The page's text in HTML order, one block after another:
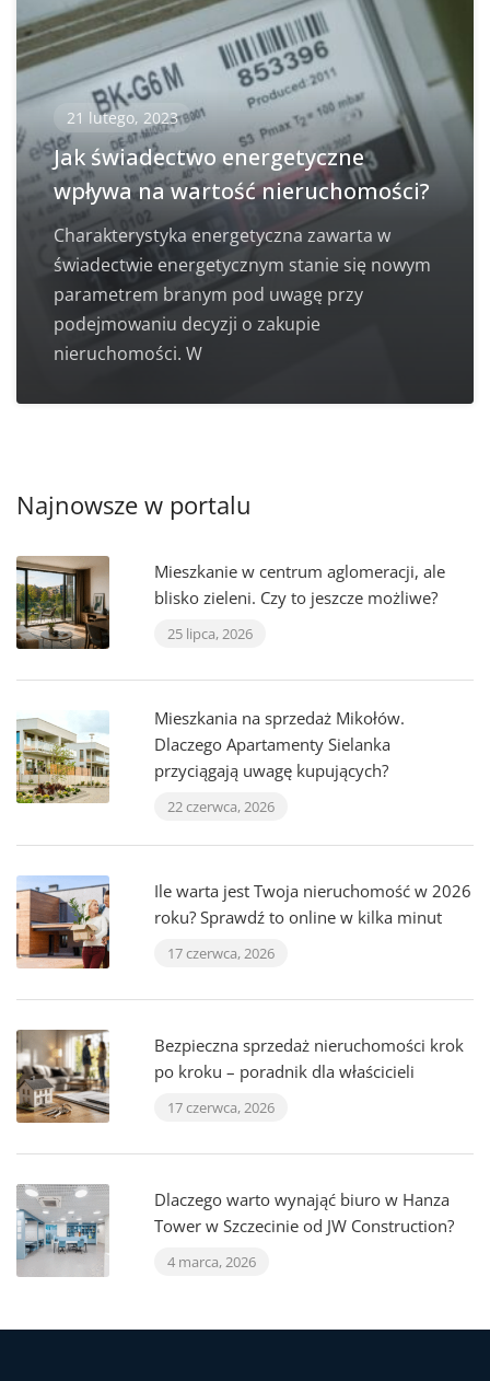
21 lutego, 2023
Jak świadectwo energetyczne
wpływa na wartość nieruchomości?
Charakterystyka energetyczna zawarta w
świadectwie energetycznym stanie się nowym
parametrem branym pod uwagę przy
podejmowaniu decyzji o zakupie
nieruchomości. W
Najnowsze w portalu
Mieszkanie w centrum aglomeracji, ale
blisko zieleni. Czy to jeszcze możliwe?
25 lipca, 2026
Mieszkania na sprzedaż Mikołów.
Dlaczego Apartamenty Sielanka
przyciągają uwagę kupujących?
22 czerwca, 2026
Ile warta jest Twoja nieruchomość w 2026
roku? Sprawdź to online w kilka minut
17 czerwca, 2026
Bezpieczna sprzedaż nieruchomości krok
po kroku – poradnik dla właścicieli
17 czerwca, 2026
Dlaczego warto wynająć biuro w Hanza
Tower w Szczecinie od JW Construction?
4 marca, 2026